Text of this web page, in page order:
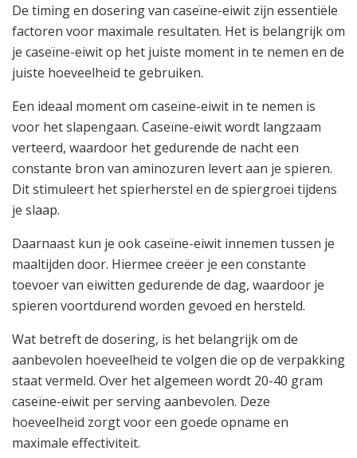
De timing en dosering van caseïne-eiwit zijn essentiële
factoren voor maximale resultaten. Het is belangrijk om
je caseïne-eiwit op het juiste moment in te nemen en de
juiste hoeveelheid te gebruiken.
Een ideaal moment om caseïne-eiwit in te nemen is
voor het slapengaan. Caseïne-eiwit wordt langzaam
verteerd, waardoor het gedurende de nacht een
constante bron van aminozuren levert aan je spieren.
Dit stimuleert het spierherstel en de spiergroei tijdens
je slaap.
Daarnaast kun je ook caseïne-eiwit innemen tussen je
maaltijden door. Hiermee creëer je een constante
toevoer van eiwitten gedurende de dag, waardoor je
spieren voortdurend worden gevoed en hersteld.
Wat betreft de dosering, is het belangrijk om de
aanbevolen hoeveelheid te volgen die op de verpakking
staat vermeld. Over het algemeen wordt 20-40 gram
caseïne-eiwit per serving aanbevolen. Deze
hoeveelheid zorgt voor een goede opname en
maximale effectiviteit.